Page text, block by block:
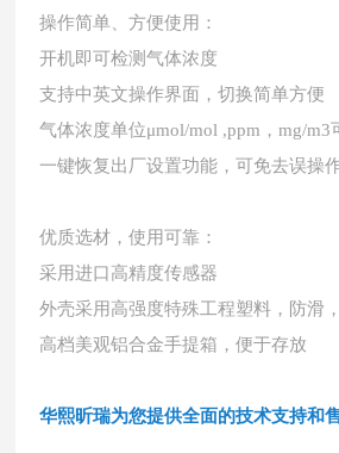
操作简单、方便使用：
开机即可检测气体浓度
支持中英文操作界面，切换简单方便
气体浓度单位μmol/mol ,ppm，mg/m3
一键恢复出厂设置功能，可免去误操
优质选材，使用可靠：
采用进口高精度传感器
外壳采用高强度特殊工程塑料，防滑
高档美观铝合金手提箱，便于存放
华熙昕瑞为您提供全面的技术支持和